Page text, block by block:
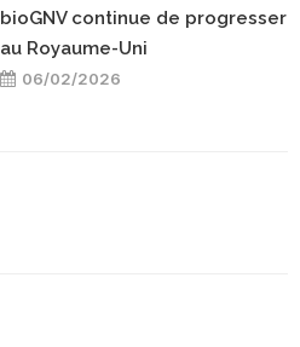
bioGNV continue de progresser
au Royaume-Uni
06/02/2026